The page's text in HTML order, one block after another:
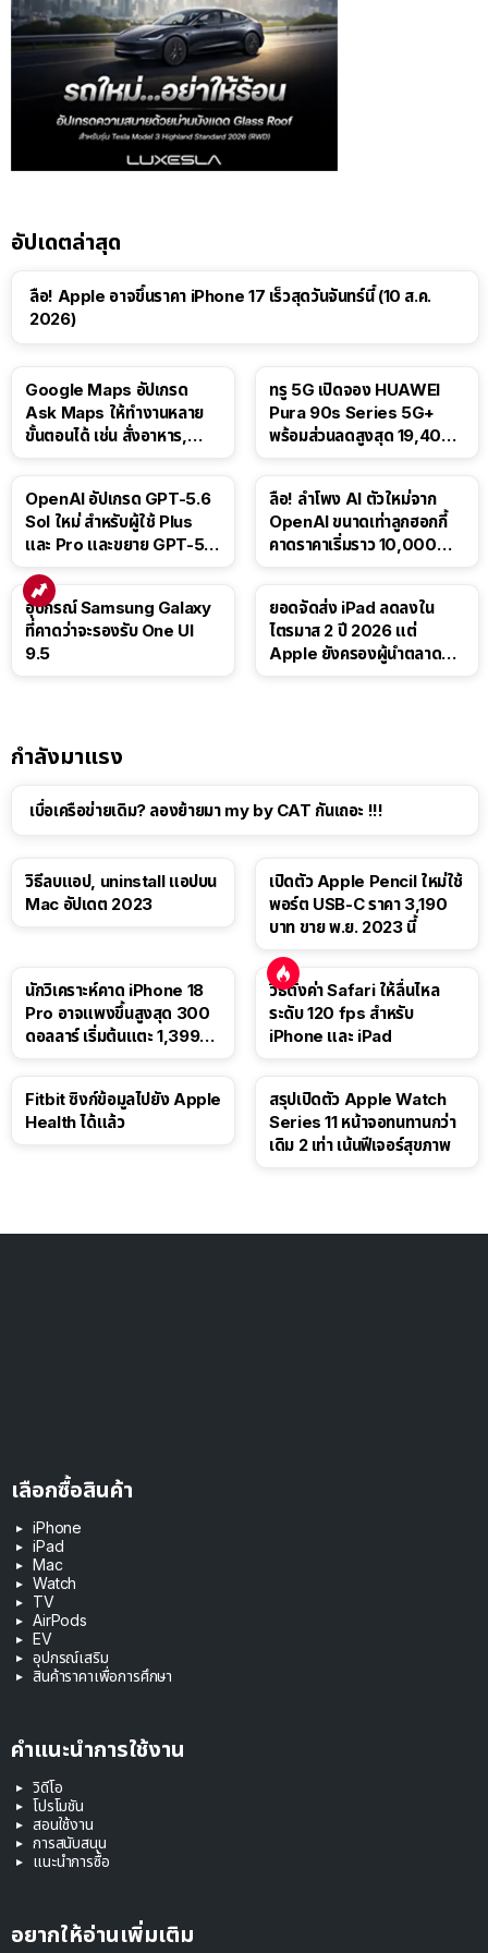
อัปเดตล่าสุด
ลือ! Apple อาจขึ้นราคา iPhone 17 เร็วสุดวันจันทร์นี้ (10 ส.ค.
2026)
Google Maps อัปเกรด
Ask Maps ให้ทำงานหลาย
ขั้นตอนได้ เช่น สั่งอาหาร,
ทรู 5G เปิดจอง HUAWEI
Pura 90s Series 5G+
พร้อมส่วนลดสูงสุด 19,400
OpenAI อัปเกรด GPT-5.6
Sol ใหม่ สำหรับผู้ใช้ Plus
และ Pro และขยาย GPT-5.6
ลือ! ลำโพง AI ตัวใหม่จาก
OpenAI ขนาดเท่าลูกฮอกกี้
คาดราคาเริ่มราว 10,000
อุปกรณ์ Samsung Galaxy
ที่คาดว่าจะรองรับ One UI
9.5
ยอดจัดส่ง iPad ลดลงใน
ไตรมาส 2 ปี 2026 แต่
Apple ยังครองผู้นำตลาด
กำลังมาแรง
เบื่อเครือข่ายเดิม? ลองย้ายมา my by CAT กันเถอะ !!!
วิธีลบแอป, uninstall แอปบน
Mac อัปเดต 2023
เปิดตัว Apple Pencil ใหม่ใช้
พอร์ต USB-C ราคา 3,190
บาท ขาย พ.ย. 2023 นี้
นักวิเคราะห์คาด iPhone 18
Pro อาจแพงขึ้นสูงสุด 300
ดอลลาร์ เริ่มต้นแตะ 1,399
วิธีตั้งค่า Safari ให้ลื่นไหล
ระดับ 120 fps สำหรับ
iPhone และ iPad
Fitbit ซิงก์ข้อมูลไปยัง Apple
Health ได้แล้ว
สรุปเปิดตัว Apple Watch
Series 11 หน้าจอทนทานกว่า
เดิม 2 เท่า เน้นฟีเจอร์สุขภาพ
เลือกซื้อสินค้า
iPhone
iPad
Mac
Watch
TV
AirPods
EV
อุปกรณ์เสริม
สินค้าราคาเพื่อการศึกษา
คำแนะนำการใช้งาน
วิดีโอ
โปรโมชัน
สอนใช้งาน
การสนับสนุน
แนะนำการซื้อ
อยากให้อ่านเพิ่มเติม